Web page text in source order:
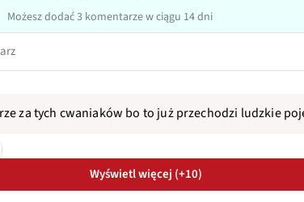
Możesz dodać 3 komentarze w ciągu 14 dni
za tych cwaniaków bo to już przechodzi ludzkie
Wyświetl więcej (+10)